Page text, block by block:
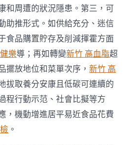
和周遭的狀況隱患。第三，可
助推形式。如供給充分、迷信
食品購置貯存及削減揮霍方面
樂導；再如轉變新竹 高血脂超
擺放地位和菜單次序，新竹 高
拔取養分安康且低碳可連續的
程行動示范、社會比擬等方
，機動增進居平易近食品花費
。